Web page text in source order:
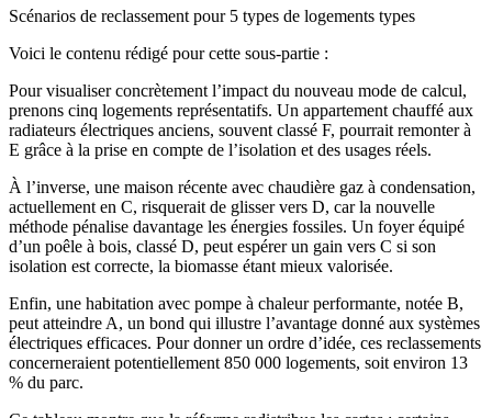
Scénarios de reclassement pour 5 types de logements types
Voici le contenu rédigé pour cette sous-partie :
Pour visualiser concrètement l’impact du nouveau mode de calcul,
prenons cinq logements représentatifs. Un appartement chauffé aux
radiateurs électriques anciens, souvent classé F, pourrait remonter à
E grâce à la prise en compte de l’isolation et des usages réels.
À l’inverse, une maison récente avec chaudière gaz à condensation,
actuellement en C, risquerait de glisser vers D, car la nouvelle
méthode pénalise davantage les énergies fossiles. Un foyer équipé
d’un poêle à bois, classé D, peut espérer un gain vers C si son
isolation est correcte, la biomasse étant mieux valorisée.
Enfin, une habitation avec pompe à chaleur performante, notée B,
peut atteindre A, un bond qui illustre l’avantage donné aux systèmes
électriques efficaces. Pour donner un ordre d’idée, ces reclassements
concerneraient potentiellement 850 000 logements, soit environ 13
% du parc.